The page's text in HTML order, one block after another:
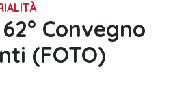
Convegno
(FOTO)